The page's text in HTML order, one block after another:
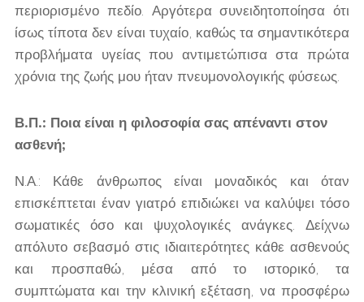
περιορισμένο πεδίο. Αργότερα συνειδητοποίησα ότι
ίσως τίποτα δεν είναι τυχαίο, καθώς τα σημαντικότερα
προβλήματα υγείας που αντιμετώπισα στα πρώτα
χρόνια της ζωής μου ήταν πνευμονολογικής φύσεως.
Β.Π.: Ποια είναι η φιλοσοφία σας απέναντι στον
ασθενή;
Ν.Α.: Κάθε άνθρωπος είναι μοναδικός και όταν
επισκέπτεται έναν γιατρό επιδιώκει να καλύψει τόσο
σωματικές όσο και ψυχολογικές ανάγκες. Δείχνω
απόλυτο σεβασμό στις ιδιαιτερότητες κάθε ασθενούς
και προσπαθώ, μέσα από το ιστορικό, τα
συμπτώματα και την κλινική εξέταση, να προσφέρω